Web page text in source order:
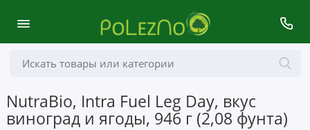
NutraBio, Intra Fuel Leg Day, вкус
виноград и ягоды, 946 г (2,08 фунта)